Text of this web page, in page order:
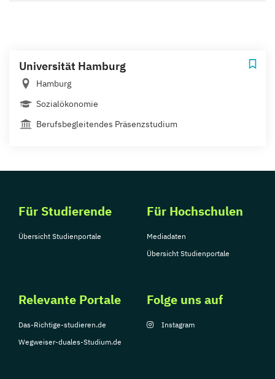
Universität Hamburg
Hamburg
Sozialökonomie
Berufsbegleitendes Präsenzstudium
Für Studierende
Übersicht Studienportale
Für Hochschulen
Mediadaten
Übersicht Studienportale
Relevante Portale
Das-Richtige-studieren.de
Wegweiser-duales-Studium.de
Folge uns auf
Instagram